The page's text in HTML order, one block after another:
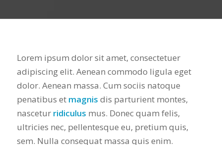
Lorem ipsum dolor sit amet, consectetuer
adipiscing elit. Aenean commodo ligula eget
dolor. Aenean massa. Cum sociis natoque
penatibus et magnis dis parturient montes,
nascetur ridiculus mus. Donec quam felis,
ultricies nec, pellentesque eu, pretium quis,
sem. Nulla consequat massa quis enim.